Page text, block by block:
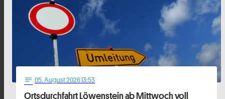
notes 05. August 2026 13:53
Ortsdurchfahrt Löwenstein ab Mittwoch voll